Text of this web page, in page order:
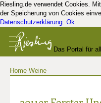
Riesling.de verwendet Cookies.
der Speicherung von Cookies
Datenschutzerklärung. Ok
Das Portal für
Home Weine